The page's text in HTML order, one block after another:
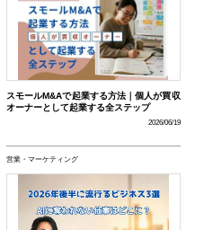
スモールM&Aで起業する方法｜個人が買収
オーナーとして起業する全ステップ
2026/06/19
営業・マーケティング